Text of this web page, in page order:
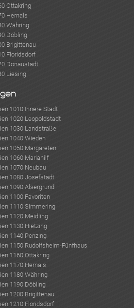
Ottakring
Hernals
Währing
Döbling
Brigittenau
Floridsdorf
Donaustadt
Liesing
1010 Innere Stadt
1020 Leopoldstadt
1030 Landstraße
1040 Wieden
1050 Margareten
1060 Mariahilf
1070 Neubau
1080 Josefstadt
1090 Alsergrund
1100 Favoriten
1110 Simmering
1120 Meidling
1130 Hietzing
1140 Penzing
1150 Rudolfsheim-Fünfhaus
1160 Ottakring
1170 Hernals
1180 Währing
1190 Döbling
1200 Brigittenau
1210 Floridsdorf